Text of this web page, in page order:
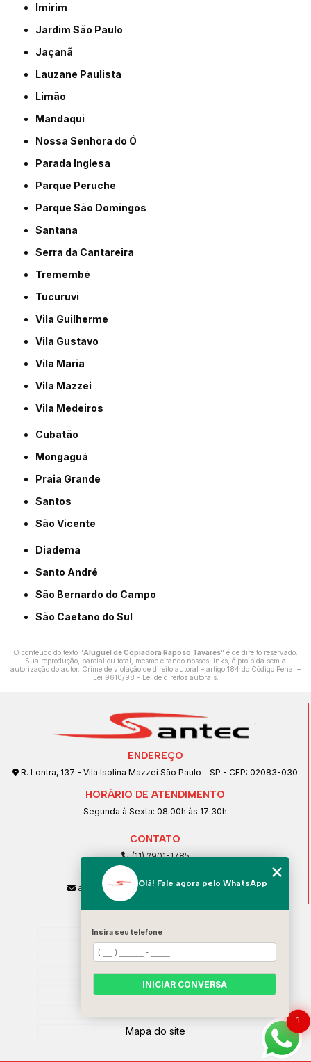
Imirim
Jardim São Paulo
Jaçanã
Lauzane Paulista
Limão
Mandaqui
Nossa Senhora do Ó
Parada Inglesa
Parque Peruche
Parque São Domingos
Santana
Serra da Cantareira
Tremembé
Tucuruvi
Vila Guilherme
Vila Gustavo
Vila Maria
Vila Mazzei
Vila Medeiros
Cubatão
Mongaguá
Praia Grande
Santos
São Vicente
Diadema
Santo André
São Bernardo do Campo
São Caetano do Sul
O conteúdo do texto "Aluguel de Copiadora Raposo Tavares" é de direito reservado.
Sua reprodução, parcial ou total, mesmo citando nossos links, é proibida sem a
autorização do autor. Crime de violação de direito autoral – artigo 184 do Código Penal –
Lei 9610/98 - Lei de direitos autorais.
ENDEREÇO
R. Lontra, 137 - Vila Isolina Mazzei São Paulo - SP - CEP: 02083-030
HORÁRIO DE ATENDIMENTO
Segunda à Sexta: 08:00h às 17:30h
CONTATO
(11) 2901-1785
(11) 99239-1832
atendimento@santeccopiadoras.com.br
Home
Empresa
SERVIÇOS
Contato
Mapa do site
1
Olá! Fale agora pelo WhatsApp
Insira seu telefone
INICIAR CONVERSA